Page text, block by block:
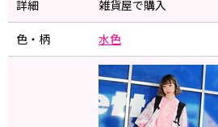
詳細 雑貨屋で購入
色・柄 水色